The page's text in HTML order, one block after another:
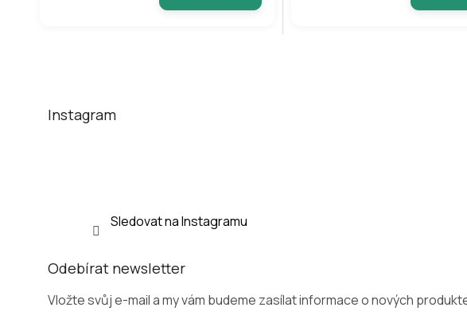
Instagram
Sledovat na Instagramu
Odebírat newsletter
Vložte svůj e-mail a my vám budeme zasílat informace o nových